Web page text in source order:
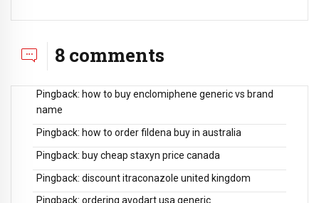
8 comments
Pingback: how to buy enclomiphene generic vs brand
name
Pingback: how to order fildena buy in australia
Pingback: buy cheap staxyn price canada
Pingback: discount itraconazole united kingdom
Pingback: ordering avodart usa generic